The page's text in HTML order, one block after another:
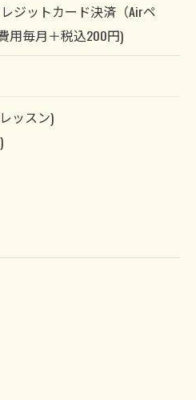
ジットカード決済（Airペ
用毎月＋税込200円)
ッスン)